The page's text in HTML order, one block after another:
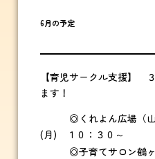
6月の予定
【育児サークル支援】
ます！
◎くれよん広場（山
(月) １０：３０～
◎子育てサロン鶴ヶ